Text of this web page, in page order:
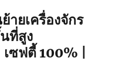
ายเครื่องจักร
ที่สูง
ซฟตี้ 100% |